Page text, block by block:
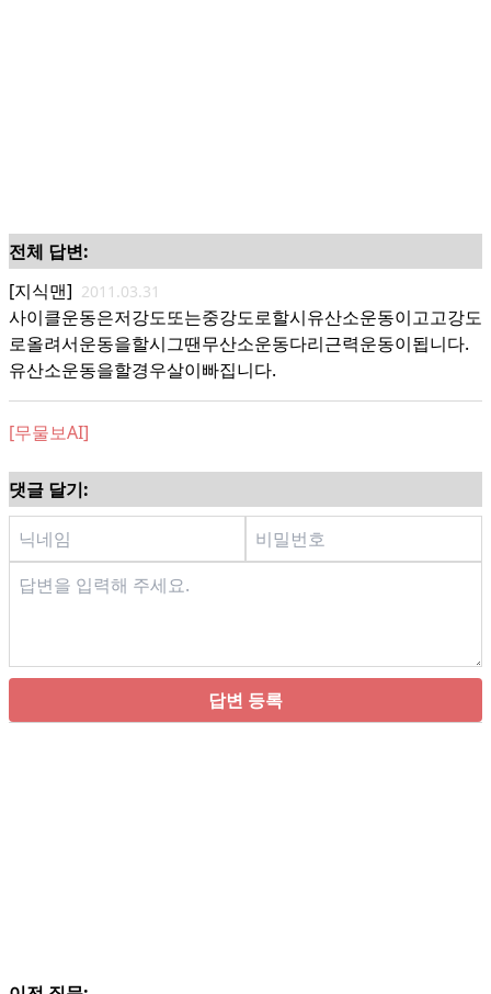
전체 답변:
[지식맨] 2011.03.31
사이클운동은저강도또는중강도로할시유산소운동이고고강도
로올려서운동을할시그땐무산소운동다리근력운동이됩니다.
유산소운동을할경우살이빠집니다.
[무물보AI]
댓글 달기:
답변 등록